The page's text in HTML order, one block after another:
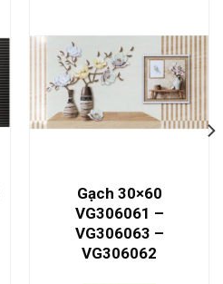
Gạch 30×60
VG306061 –
VG306063 –
VG306062